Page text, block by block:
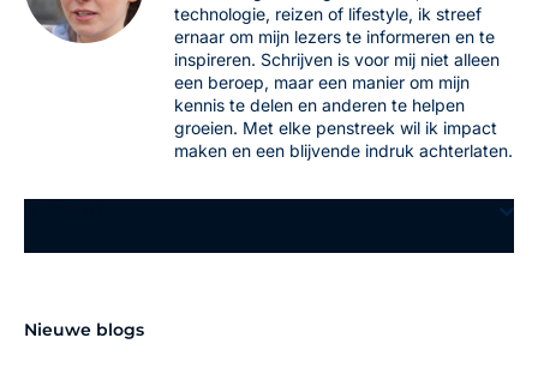
technologie, reizen of lifestyle, ik streef
ernaar om mijn lezers te informeren en te
inspireren. Schrijven is voor mij niet alleen
een beroep, maar een manier om mijn
kennis te delen en anderen te helpen
groeien. Met elke penstreek wil ik impact
maken en een blijvende indruk achterlaten.
Nieuwe blogs